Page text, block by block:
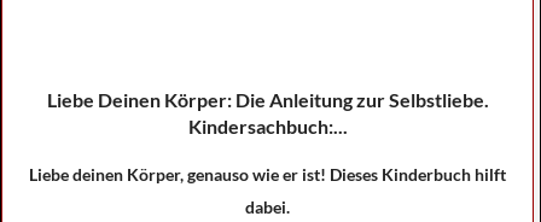
Liebe Deinen Körper: Die Anleitung zur Selbstliebe.
Kindersachbuch:...
Liebe deinen Körper, genauso wie er ist! Dieses Kinderbuch hilft
dabei.